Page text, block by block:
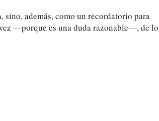
además, como un recordatorio para
—porque es una duda razonable—, de lo